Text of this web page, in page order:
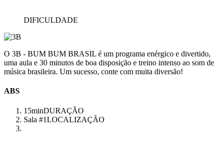
DIFICULDADE
O 3B - BUM BUM BRASIL é um programa enérgico e divertido,
uma aula e 30 minutos de boa disposição e treino intenso ao som de
música brasileira. Um sucesso, conte com muita diversão!
ABS
15minDURAÇÃO
Sala #1LOCALIZAÇÃO